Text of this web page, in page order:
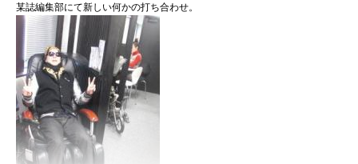
出来たてホヤホヤの番組特製ステッカーをプレゼント。
ふるってご応募ください！
関係ないけど、さっき、
帰宅直前に寄った近所のコンビニで、
ふるきゃんの2008年度ベスト文具
『ジェットストリーム（0.5mm）』を、
思わず購入したりもしてしまいました。
詳しくは放課後DA★話ポッドキャストで！
某誌編集部にて新しい何かの打ち合わせ。